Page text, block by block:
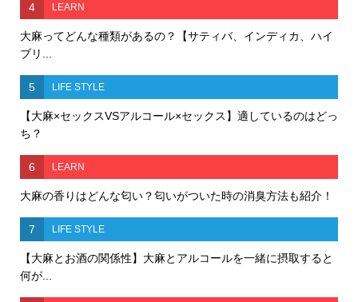
4 LEARN
大麻ってどんな種類があるの？【サティバ、インディカ、ハイ
ブリ...
5 LIFE STYLE
【大麻×セックスVSアルコール×セックス】適しているのはどっ
ち？
6 LEARN
大麻の香りはどんな匂い？匂いがついた時の消臭方法も紹介！
7 LIFE STYLE
【大麻とお酒の関係性】大麻とアルコールを一緒に摂取すると
何が...